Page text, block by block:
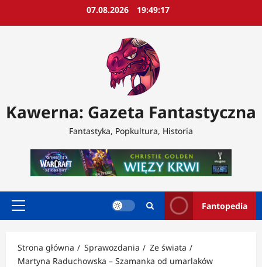
07.08.2026 19:49:20
Kawerna: Gazeta Fantastyczna
Fantastyka, Popkultura, Historia
Menu
Fantopedia
Strona główna Sprawozdania
Ze świata
Martyna Raduchowska – Szamanka od umarlaków